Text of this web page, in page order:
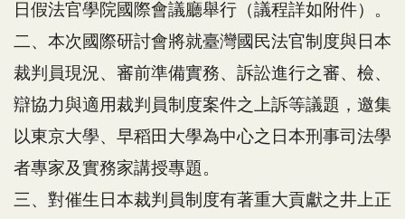
日假法官學院國際會議廳舉行（議程詳如附件）。
二、本次國際研討會將就臺灣國民法官制度與日本
裁判員現況、審前準備實務、訴訟進行之審、檢、
辯協力與適用裁判員制度案件之上訴等議題，邀集
以東京大學、早稻田大學為中心之日本刑事司法學
者專家及實務家講授專題。
三、對催生日本裁判員制度有著重大貢獻之井上正